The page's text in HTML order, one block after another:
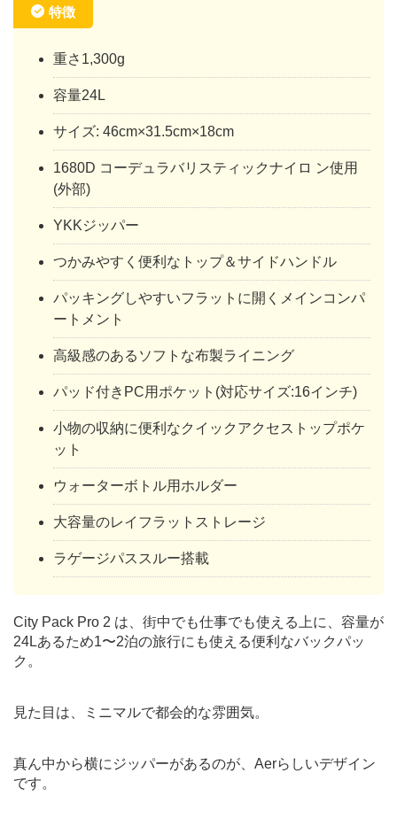
特徴
重さ1,300g
容量24L
サイズ: 46cm×31.5cm×18cm
1680D コーデュラバリスティックナイロ ン使用
(外部)
YKKジッパー
つかみやすく便利なトップ＆サイドハンドル
パッキングしやすいフラットに開くメインコンパ
ートメント
高級感のあるソフトな布製ライニング
パッド付きPC用ポケット(対応サイズ:16インチ)
小物の収納に便利なクイックアクセストップポケ
ット
ウォーターボトル用ホルダー
大容量のレイフラットストレージ
ラゲージパススルー搭載
City Pack Pro 2 は、街中でも仕事でも使える上に、容量が
24Lあるため1〜2泊の旅行にも使える便利なバックパッ
ク。
見た目は、ミニマルで都会的な雰囲気。
真ん中から横にジッパーがあるのが、Aerらしいデザイン
です。